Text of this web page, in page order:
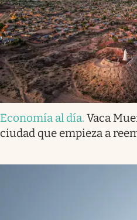
Economía al día. Vaca
ciudad que empieza a